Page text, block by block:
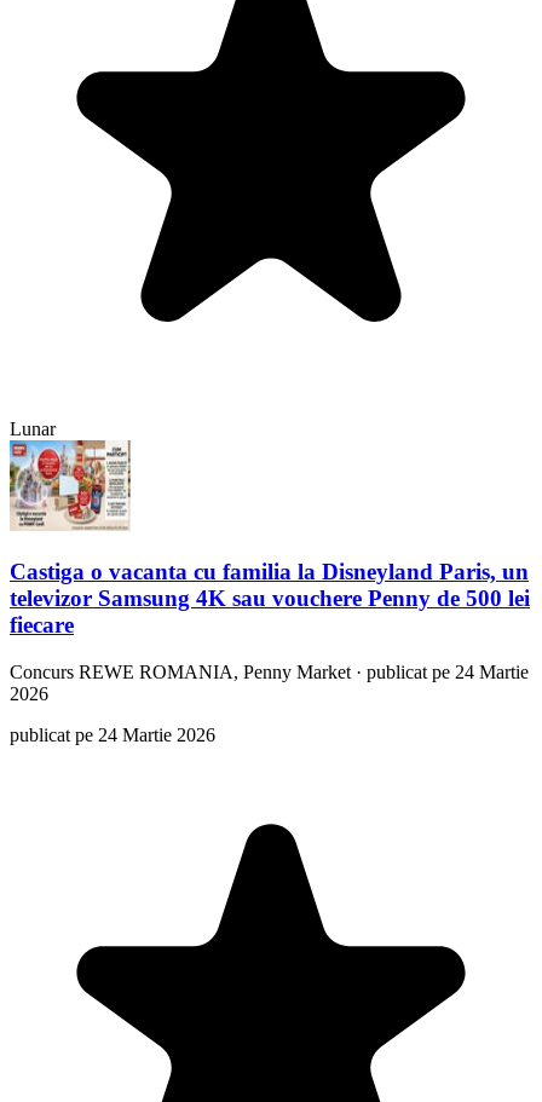
Lunar
Castiga o vacanta cu familia la Disneyland Paris, un
televizor Samsung 4K sau vouchere Penny de 500 lei
fiecare
Concurs REWE ROMANIA, Penny Market · publicat pe 24 Martie
2026
publicat pe 24 Martie 2026